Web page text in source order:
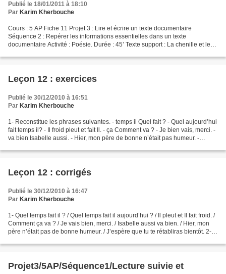
Publié le 18/01/2011 à 18:10
Par Karim Kherbouche
Cours : 5 AP Fiche 11 Projet 3 : Lire et écrire un texte documentaire
Séquence 2 : Repérer les informations essentielles dans un texte
documentaire Activité : Poésie. Durée : 45’ Texte support : La chenille et le
Leçon 12 : exercices
Publié le 30/12/2010 à 16:51
Par Karim Kherbouche
1- Reconstitue les phrases suivantes. - temps il Quel fait ? - Quel aujourd’hui
fait temps il? - Il froid pleut et fait Il. - ça Comment va ? - Je bien vais, merci. -
va bien Isabelle aussi. - Hier, mon père de bonne n’était pas humeur. -
Leçon 12 : corrigés
Publié le 30/12/2010 à 16:47
Par Karim Kherbouche
1- Quel temps fait il ? / Quel temps fait il aujourd’hui ? / Il pleut et Il fait froid. /
Comment ça va ? / Je vais bien, merci. / Isabelle aussi va bien. / Hier, mon
père n’était pas de bonne humeur. / J’espère que tu te rétabliras bientôt. 2-
Projet3/5AP/Séquence1/Lecture suivie et